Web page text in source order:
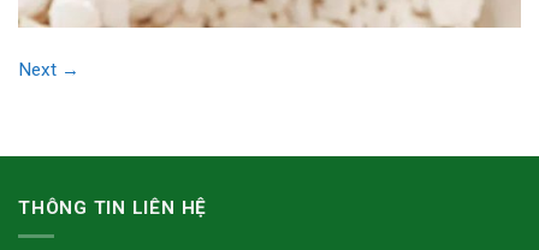
Next →
THÔNG TIN LIÊN HỆ